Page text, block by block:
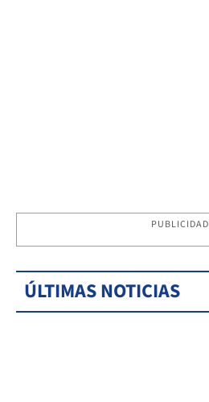
PUBLICIDAD
ÚLTIMAS NOTICIAS